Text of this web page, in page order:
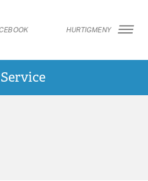
HURTIGMENY
Service